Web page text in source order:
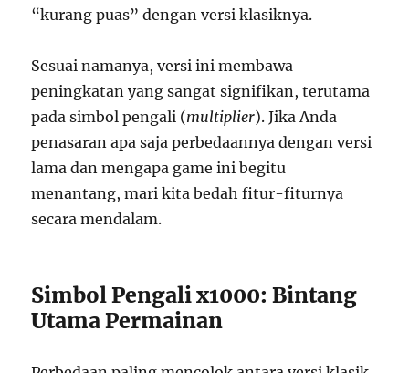
“kurang puas” dengan versi klasiknya.
Sesuai namanya, versi ini membawa
peningkatan yang sangat signifikan, terutama
pada simbol pengali (multiplier). Jika Anda
penasaran apa saja perbedaannya dengan versi
lama dan mengapa game ini begitu
menantang, mari kita bedah fitur-fiturnya
secara mendalam.
Simbol Pengali x1000: Bintang
Utama Permainan